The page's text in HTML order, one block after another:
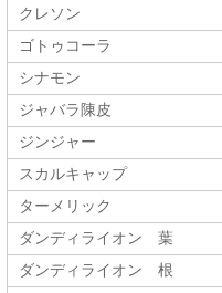
クレソン
ゴトゥコーラ
シナモン
ジャバラ陳皮
ジンジャー
スカルキャップ
ターメリック
ダンディライオン 葉
ダンディライオン 根